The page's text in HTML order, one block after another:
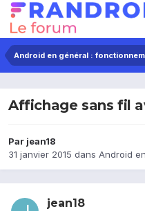
Android en général :
Affichage sans fil
Par jean18
31 janvier 2015 dans Android
jean18